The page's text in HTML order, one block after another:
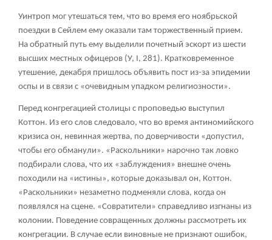
Уинтроп мог утешаться тем, что во время его ноябрьской
поездки в Сейлем ему оказали там торжественный прием.
На обратный путь ему выделили почетный эскорт из шести
высших местных офицеров (У, I, 281). Кратковременное
утешение, декабря пришлось объявить пост из-за эпидемии
оспы и в связи с «очевидным упадком религиозности».
Перед конгрегацией столицы с проповедью выступил
Коттон. Из его слов следовало, что во время антиномийского
кризиса он, невинная жертва, по доверчивости «допустил,
чтобы его обманули». «Раскольники» нарочно так ловко
подбирали слова, что их «заблуждения» внешне очень
походили на «истины», которые доказывал он, Коттон.
«Раскольники» незаметно подменяли слова, когда он
появлялся на сцене. «Совратители» справедливо изгнаны из
колонии. Поведение совращенных должны рассмотреть их
конгрегации. В случае если виновные не признают ошибок,